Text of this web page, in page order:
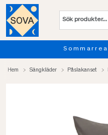
Sommarrea upp till 50%
Hem Sängkläder Påslakanset